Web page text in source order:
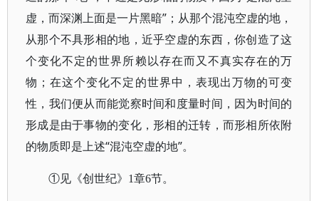
虚，而深渊上面是一片黑暗”；从那个混沌空虚的地，
从那个不具形相的地，近乎空虚的东西，你创造了这
个变化不定的世界所赖以存在而又不真实存在的万
物；在这个变化不定的世界中，表现出万物的可变
性，我们便从而能觉察时间和度量时间，因为时间的
形成是由于事物的变化，形相的迁转，而形相所依附
的物质即是上述“混沌空虚的地”。
①见《创世纪》1章6节。